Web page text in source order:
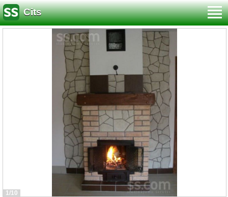
Cits
1/10